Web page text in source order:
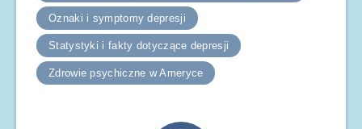
Oznaki i symptomy depresji
Statystyki i fakty dotyczące depresji
Zdrowie psychiczne w Ameryce